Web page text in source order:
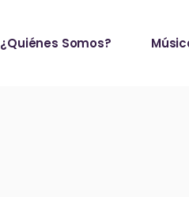
¿Quiénes Somos?